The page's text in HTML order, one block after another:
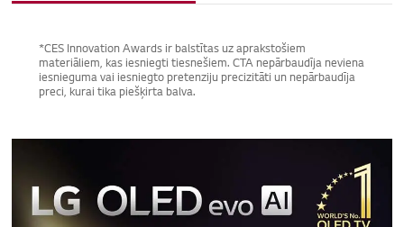
*CES Innovation Awards ir balstītas uz aprakstošiem
materiāliem, kas iesniegti tiesnešiem. CTA nepārbaudīja neviena
iesnieguma vai iesniegto pretenziju precizitāti un nepārbaudīja
preci, kurai tika piešķirta balva.